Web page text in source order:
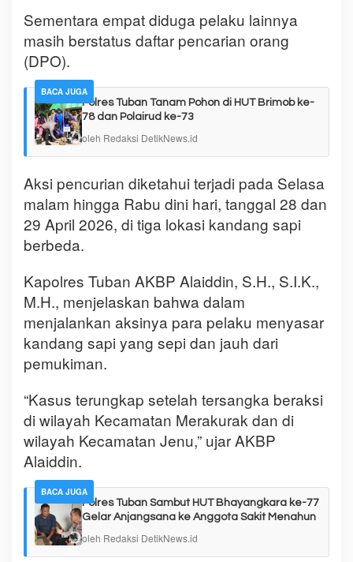
Sementara empat diduga pelaku lainnya
masih berstatus daftar pencarian orang
(DPO).
BACA JUGA
Polres Tuban Tanam Pohon di HUT Brimob ke-
78 dan Polairud ke-73
oleh Redaksi DetikNews.id
Aksi pencurian diketahui terjadi pada Selasa
malam hingga Rabu dini hari, tanggal 28 dan
29 April 2026, di tiga lokasi kandang sapi
berbeda.
Kapolres Tuban AKBP Alaiddin, S.H., S.I.K.,
M.H., menjelaskan bahwa dalam
menjalankan aksinya para pelaku menyasar
kandang sapi yang sepi dan jauh dari
pemukiman.
“Kasus terungkap setelah tersangka beraksi
di wilayah Kecamatan Merakurak dan di
wilayah Kecamatan Jenu,” ujar AKBP
Alaiddin.
BACA JUGA
Polres Tuban Sambut HUT Bhayangkara ke-77
Gelar Anjangsana ke Anggota Sakit Menahun
oleh Redaksi DetikNews.id